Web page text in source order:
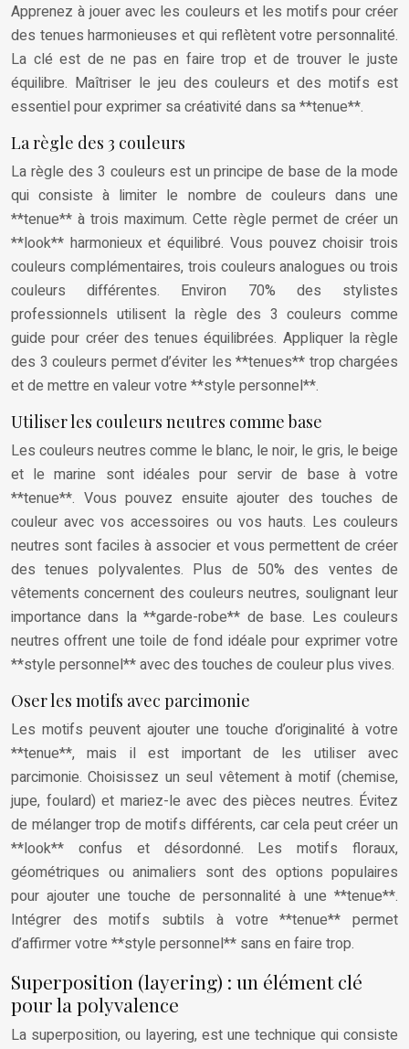
Apprenez à jouer avec les couleurs et les motifs pour créer
des tenues harmonieuses et qui reflètent votre personnalité.
La clé est de ne pas en faire trop et de trouver le juste
équilibre. Maîtriser le jeu des couleurs et des motifs est
essentiel pour exprimer sa créativité dans sa **tenue**.
La règle des 3 couleurs
La règle des 3 couleurs est un principe de base de la mode
qui consiste à limiter le nombre de couleurs dans une
**tenue** à trois maximum. Cette règle permet de créer un
**look** harmonieux et équilibré. Vous pouvez choisir trois
couleurs complémentaires, trois couleurs analogues ou trois
couleurs différentes. Environ 70% des stylistes
professionnels utilisent la règle des 3 couleurs comme
guide pour créer des tenues équilibrées. Appliquer la règle
des 3 couleurs permet d’éviter les **tenues** trop chargées
et de mettre en valeur votre **style personnel**.
Utiliser les couleurs neutres comme base
Les couleurs neutres comme le blanc, le noir, le gris, le beige
et le marine sont idéales pour servir de base à votre
**tenue**. Vous pouvez ensuite ajouter des touches de
couleur avec vos accessoires ou vos hauts. Les couleurs
neutres sont faciles à associer et vous permettent de créer
des tenues polyvalentes. Plus de 50% des ventes de
vêtements concernent des couleurs neutres, soulignant leur
importance dans la **garde-robe** de base. Les couleurs
neutres offrent une toile de fond idéale pour exprimer votre
**style personnel** avec des touches de couleur plus vives.
Oser les motifs avec parcimonie
Les motifs peuvent ajouter une touche d’originalité à votre
**tenue**, mais il est important de les utiliser avec
parcimonie. Choisissez un seul vêtement à motif (chemise,
jupe, foulard) et mariez-le avec des pièces neutres. Évitez
de mélanger trop de motifs différents, car cela peut créer un
**look** confus et désordonné. Les motifs floraux,
géométriques ou animaliers sont des options populaires
pour ajouter une touche de personnalité à une **tenue**.
Intégrer des motifs subtils à votre **tenue** permet
d’affirmer votre **style personnel** sans en faire trop.
Superposition (layering) : un élément clé
pour la polyvalence
La superposition, ou layering, est une technique qui consiste